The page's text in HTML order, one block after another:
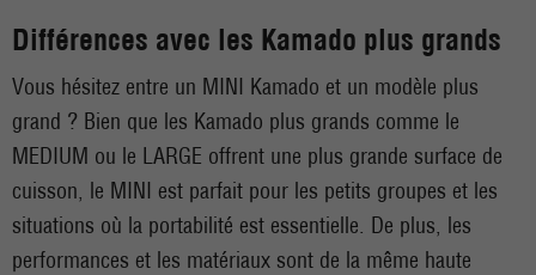
Différences avec les Kamado plus grands
Vous hésitez entre un MINI Kamado et un modèle plus
grand ? Bien que les Kamado plus grands comme le
MEDIUM ou le LARGE offrent une plus grande surface de
cuisson, le MINI est parfait pour les petits groupes et les
situations où la portabilité est essentielle. De plus, les
performances et les matériaux sont de la même haute